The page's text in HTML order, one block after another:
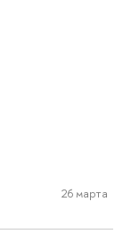
26 марта